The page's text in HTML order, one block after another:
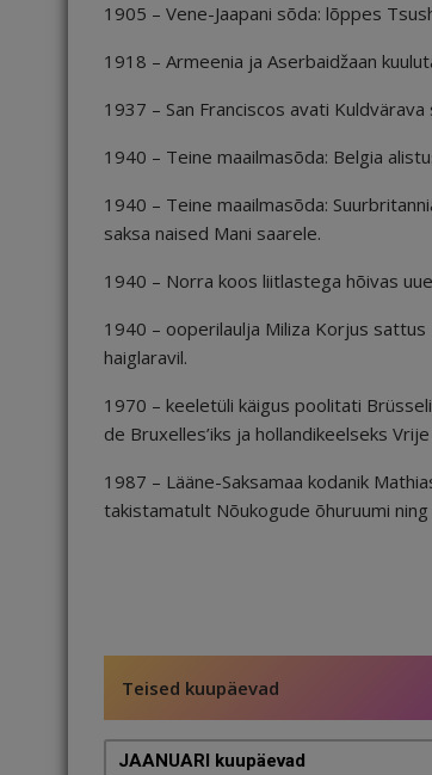
1905 – Vene-Jaapani sõda: lõppes
1918 – Armeenia ja Aserbaidžaan
1937 – San Franciscos avati Kuldvärava
1940 – Teine maailmasõda: Belgia
1940 – Teine maailmasõda:
saksa naised Mani saarele.
1940 – Norra koos liitlastega hõivas
1940 – ooperilaulja Miliza Korjus
haiglaravil.
1970 – keeletüli käigus poolitati
de Bruxelles’iks ja hollandikeelseks
1987 – Lääne-Saksamaa kodanik
takistamatult Nõukogude õhuruumi
Teised kuupäevad
JAANUARI kuupäevad